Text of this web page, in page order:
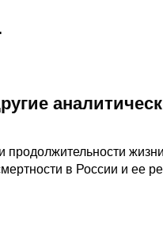
продолжительности
в России и ее